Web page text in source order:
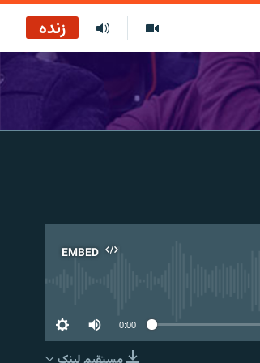
زنده
EMBED
0:00